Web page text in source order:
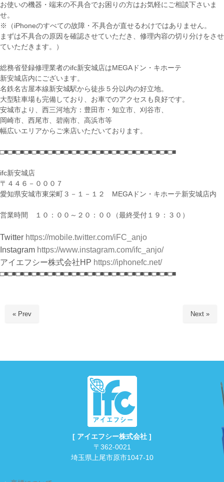
お使いの機器・端末の不具合でお困りの方はお気軽にご相談下さいま
せ。
※（iPhoneのすべての故障・不具合が直せるわけではありません。
まずは不具合の原因を確認させていただき、修理内容の切り分けをさせ
ていただきます。）
総務省登録修理業者のifc新安城店はMEGAドン・キホーテ
新安城店内にございます。
名鉄名古屋本線新安城駅から徒歩５分以内の好立地。
大型駐車場も完備しており、お車でのアクセスも良好です。
安城市より、西三河地方：豊田市・知立市、刈谷市、
岡崎市、西尾市、碧南市、高浜市等
幅広いエリアからご来店いただいております。
□■□■□■□■□■□■□■□■□■□■□■□■□■□■□■□■□■□■□■□■□■□■
ifc新安城店
〒４４６－０００７
愛知県安城市東栄町３－１－１２ MEGAドン・キホーテ新安城店内
営業時間 １０：００～２０：００（最終受付１９：３０）
Twitter https://mobile.twitter.com/iFC_anjo
Instagram https://www.instagram.com/ifc_anjo/
アイエフシー株式会社HP https://iphonefc.net/
□■□■□■□■□■□■□■□■□■□■□■□■□■□■□■□■□■□■□■□■□■□■
« Prev Next »
[ アイエフシー株式会社 ]
〒362-0021
埼玉県上尾市原市1047-10